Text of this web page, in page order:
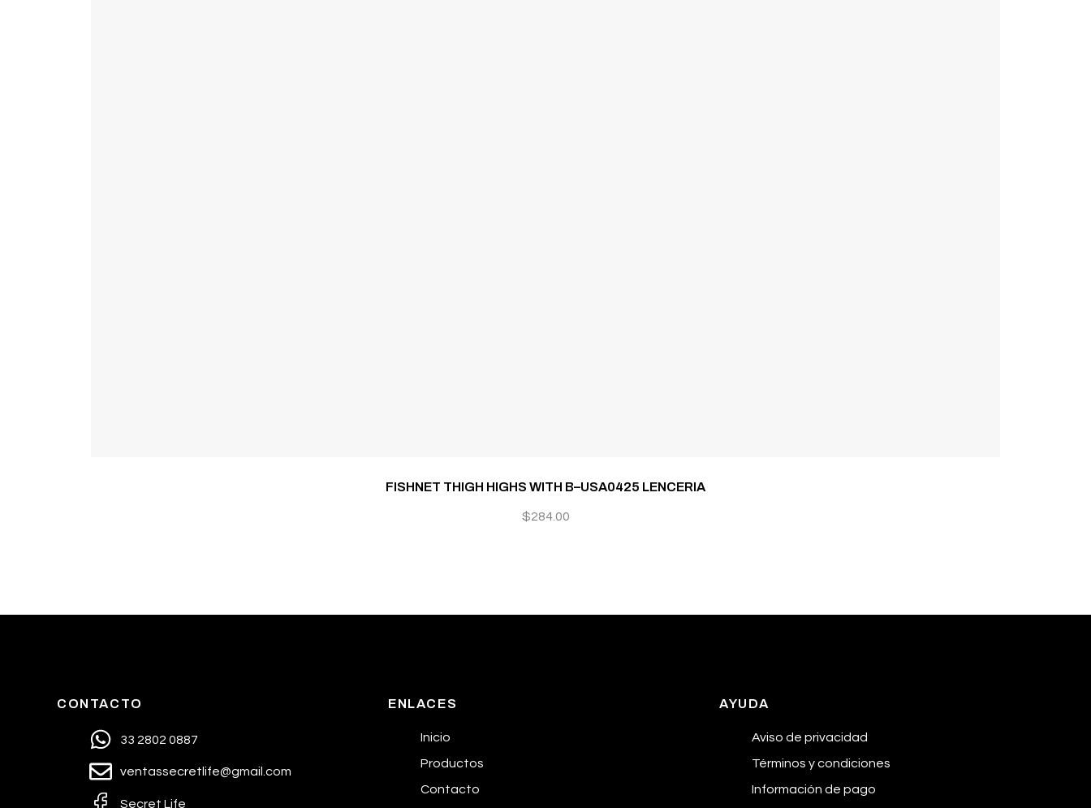
FISHNET THIGH HIGHS WITH B–USA0425 LENCERIA
$284.00
CONTACTO
33 2802 0887
ventassecretlife@gmail.com
Secret Life
ENLACES
Inicio
Productos
Contacto
AYUDA
Aviso de privacidad
Términos y condiciones
Información de pago